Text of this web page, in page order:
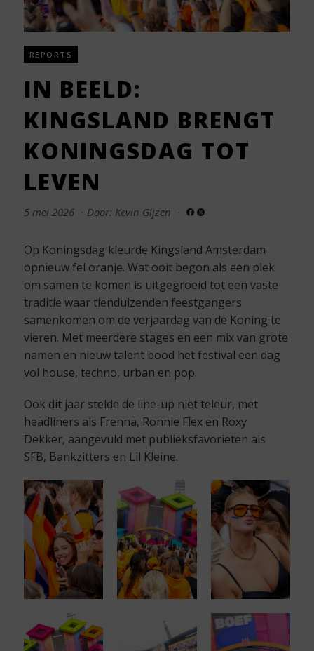
REPORTS
IN BEELD:
KINGSLAND BRENGT
KONINGSDAG TOT
LEVEN
5 mei 2026 · Door: Kevin Gijzen ·
Op Koningsdag kleurde Kingsland Amsterdam
opnieuw fel oranje. Wat ooit begon als een plek
om samen te komen is uitgegroeid tot een vaste
traditie waar tienduizenden feestgangers
samenkomen om de verjaardag van de Koning te
vieren. Met meerdere stages en een mix van grote
namen en nieuw talent bood het festival een dag
vol house, techno, urban en pop.
Ook dit jaar stelde de line-up niet teleur, met
headliners als Frenna, Ronnie Flex en Roxy
Dekker, aangevuld met publieksfavorieten als
SFB, Bankzitters en Lil Kleine.